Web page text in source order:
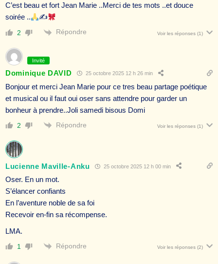
C’est beau et fort Jean Marie ..Merci de tes mots ..et douce
soirée ..
✍
2 Répondre Voir les réponses (1)
Invité
Dominique DAVID 25 octobre 2025 12 h 26 min
Bonjour et merci Jean Marie pour ce tres beau partage poétique
et musical ou il faut oui oser sans attendre pour garder un
bonheur à prendre..Joli samedi bisous Domi
2 Répondre Voir les réponses (1)
Lucienne Maville-Anku 25 octobre 2025 12 h 00 min
Oser. En un mot.
S’élancer confiants
En l’aventure noble de sa foi
Recevoir en-fin sa récompense.
LMA.
1 Répondre Voir les réponses (2)